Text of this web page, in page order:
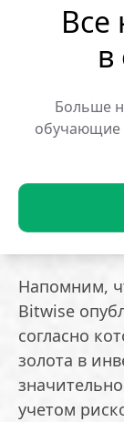
Все
в
Больше
обучающие
привлечет
и
Протокол
запущены
позицию в
объему
на данный
долларов.
Напомним,
Bitwise
согласно
золота в
учетом